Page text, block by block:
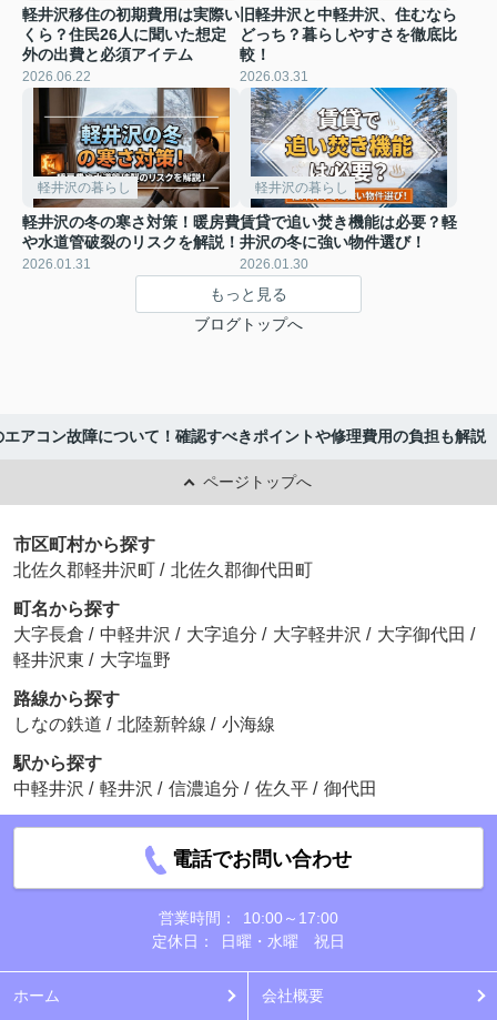
軽井沢移住の初期費用は実際い
くら？住民26人に聞いた想定
外の出費と必須アイテム
2026.06.22
旧軽井沢と中軽井沢、住むなら
どっち？暮らしやすさを徹底比
較！
2026.03.31
軽井沢の暮らし
軽井沢の冬の寒さ対策！暖房費
や水道管破裂のリスクを解説！
2026.01.31
軽井沢の暮らし
賃貸で追い焚き機能は必要？軽
井沢の冬に強い物件選び！
2026.01.30
もっと見る
ブログトップへ
エアコン故障について！確認すべきポイントや修理費用の負担も解説
ページトップへ
市区町村から探す
北佐久郡軽井沢町 / 北佐久郡御代田町
町名から探す
大字長倉 / 中軽井沢 / 大字追分 / 大字軽井沢 / 大字御代田 /
軽井沢東 / 大字塩野
路線から探す
しなの鉄道 / 北陸新幹線 / 小海線
駅から探す
中軽井沢 / 軽井沢 / 信濃追分 / 佐久平 / 御代田
電話でお問い合わせ
営業時間：
10:00～17:00
定休日：
日曜・水曜 祝日
ホーム 会社概要